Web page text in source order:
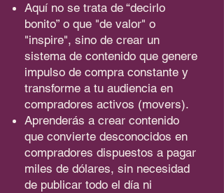
Aquí no se trata de “decirlo
bonito” o que "de valor" o
"inspire", sino de crear un
sistema de contenido que genere
impulso de compra constante y
transforme a tu audiencia en
compradores activos (movers).
Aprenderás a crear contenido
que convierte desconocidos en
compradores dispuestos a pagar
miles de dólares, sin necesidad
de publicar todo el día ni